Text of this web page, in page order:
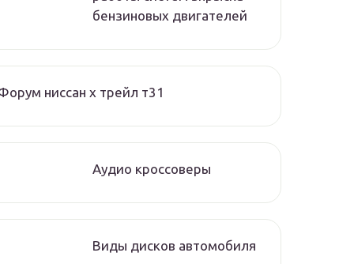
бензиновых двигателей
ниссан х трейл т31
Аудио кроссоверы
Виды дисков автомобиля